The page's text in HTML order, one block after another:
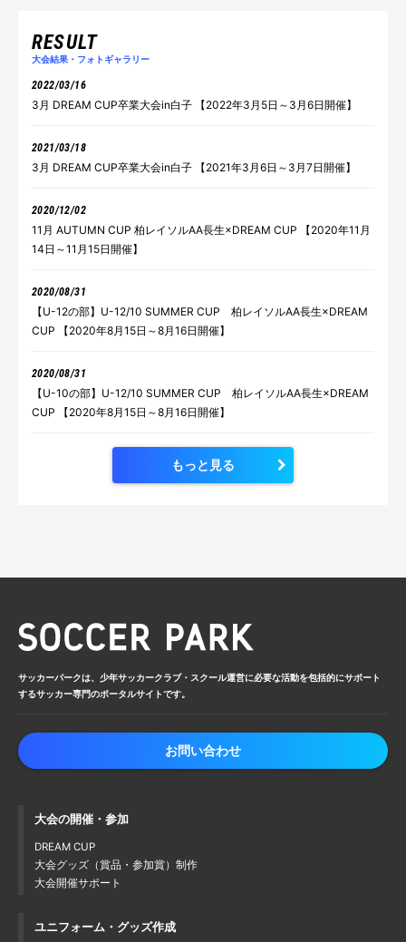
RESULT
大会結果・フォトギャラリー
2022/03/16
3月 DREAM CUP卒業大会in白子 【2022年3月5日～3月6日開催】
2021/03/18
3月 DREAM CUP卒業大会in白子 【2021年3月6日～3月7日開催】
2020/12/02
11月 AUTUMN CUP 柏レイソルAA長生×DREAM CUP 【2020年11月
14日～11月15日開催】
2020/08/31
【U-12の部】U-12/10 SUMMER CUP 柏レイソルAA長生×DREAM
CUP 【2020年8月15日～8月16日開催】
2020/08/31
【U-10の部】U-12/10 SUMMER CUP 柏レイソルAA長生×DREAM
CUP 【2020年8月15日～8月16日開催】
もっと見る
大会の開催・参加
DREAM CUP
大会グッズ（賞品・参加賞）制作
大会開催サポート
ユニフォーム・グッズ作成
サッカーパークは、少年サッカークラブ・ スクール運営に必要な活動を包括的にサポート
するサッカー専門のポータルサイトです。
お問い合わせ